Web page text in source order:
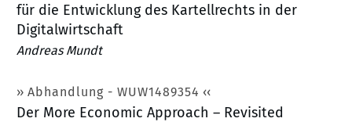
für die Entwicklung des Kartellrechts in der
Digitalwirtschaft
Andreas Mundt
Abhandlung - WUW1489354
Der More Economic Approach – Revisited